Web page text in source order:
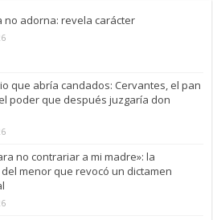
no adorna: revela carácter
que abría candados: Cervantes, el pan
poder que después juzgaría don
no contrariar a mi madre»: la
menor que revocó un dictamen